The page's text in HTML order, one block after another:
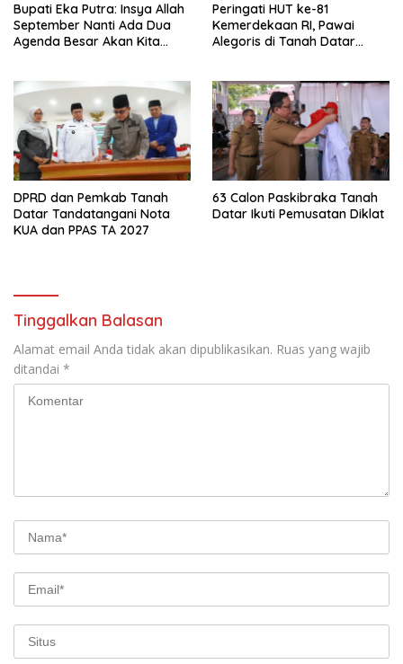
Bupati Eka Putra: Insya Allah
September Nanti Ada Dua
Agenda Besar Akan Kita
Peringati HUT ke-81
Kemerdekaan RI, Pawai
Alegoris di Tanah Datar
DPRD dan Pemkab Tanah
Datar Tandatangani Nota
KUA dan PPAS TA 2027
63 Calon Paskibraka Tanah
Datar Ikuti Pemusatan Diklat
Tinggalkan Balasan
Alamat email Anda tidak akan dipublikasikan. Ruas yang wajib
ditandai *